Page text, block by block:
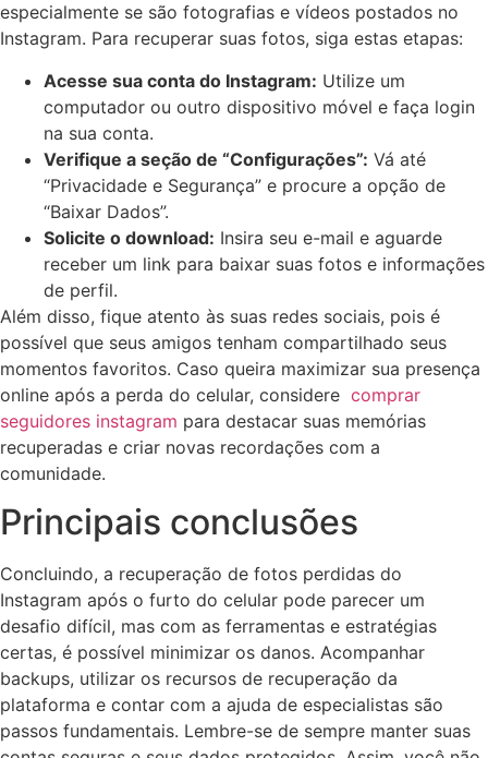
especialmente se são fotografias e vídeos​ postados no
Instagram. Para recuperar suas fotos, siga estas etapas:
Acesse sua conta do Instagram: Utilize um⁣
computador ou outro⁢ dispositivo móvel e faça login
na sua conta.
Verifique a seção de “Configurações”: Vá até‌
“Privacidade e Segurança” e procure a opção de⁣
“Baixar Dados”.
Solicite o ​download: Insira⁢ seu e-mail e aguarde
receber um link para baixar suas ⁣fotos e ⁣informações
de perfil.
Além disso, fique ⁣atento às suas redes sociais, ⁢pois é
possível​ que ⁤seus amigos tenham compartilhado seus⁤
momentos favoritos. Caso queira maximizar sua presença
online‍ após a perda do celular, considere ‍ comprar
seguidores instagram para ​destacar suas⁤ memórias
recuperadas ‌e​ criar novas recordações com a
comunidade.
Principais conclusões
Concluindo, a recuperação de fotos perdidas ⁣do
Instagram após o furto⁤ do ⁣celular ‌pode⁤ parecer um
desafio difícil, mas com as ferramentas e ⁤estratégias
certas, é possível minimizar os danos. Acompanhar
‍backups, utilizar os recursos de recuperação da⁢
plataforma e contar com a ⁣ajuda de especialistas são
passos fundamentais. Lembre-se de sempre manter suas⁢